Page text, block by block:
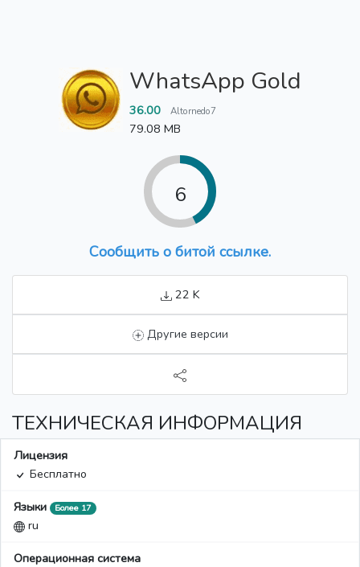
WhatsApp Gold
36.00 Altornedo7
79.08 MB
6
Сообщить о битой ссылке.
22 K
Другие версии
ТЕХНИЧЕСКАЯ ИНФОРМАЦИЯ
Лицензия
Бесплатно
Языки Более 17
ru
Операционная система